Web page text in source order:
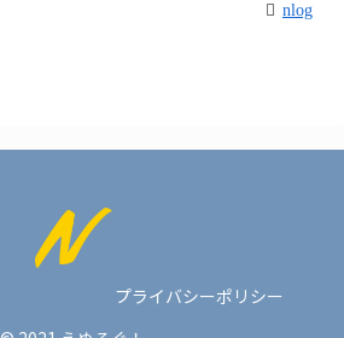
nlog
プライバシーポリシー